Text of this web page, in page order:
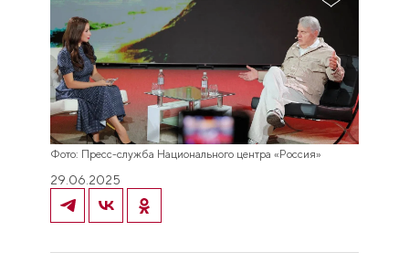
Фото: Пресс-служба Национального центра «Россия»
29.06.2025